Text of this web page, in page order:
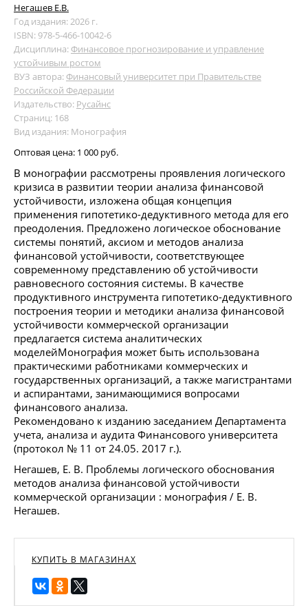
Негашев Е.В.
Год издания: 2026 г.
ISBN: 978-5-466-10042-6
Дисциплина: Финансовое прогнозирование и управление
устойчивым ростом
ВУЗ автора: Финансовый университет при Правительстве
Российской Федерации
Издательство: Русайнс
Страниц: 168
Вид издания: Монография
Оптовая цена: 1 000 руб.
В монографии рассмотрены проявления логического
кризиса в развитии теории анализа финансовой
устойчивости, изложена общая концепция
применения гипотетико-дедуктивного метода для его
преодоления. Предложено логическое обоснование
системы понятий, аксиом и методов анализа
финансовой устойчивости, соответствующее
современному представлению об устойчивости
равновесного состояния системы. В качестве
продуктивного инструмента гипотетико-дедуктивного
построения теории и методики анализа финансовой
устойчивости коммерческой организации
предлагается система аналитических
моделейМонография может быть использована
практическими работниками коммерческих и
государственных организаций, а также магистрантами
и аспирантами, занимающимися вопросами
финансового анализа.
Рекомендовано к изданию заседанием Департамента
учета, анализа и аудита Финансового университета
(протокол № 11 от 24.05. 2017 г.).
Негашев, Е. В. Проблемы логического обоснования
методов анализа финансовой устойчивости
коммерческой организации : монография / Е. В.
Негашев.
КУПИТЬ В МАГАЗИНАХ